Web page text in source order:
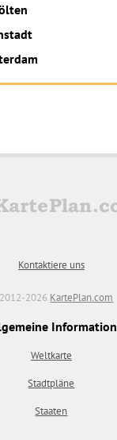
Kontaktiere uns
2026 KartePlan.com
Information
Weltkarte
Stadtpläne
Staaten